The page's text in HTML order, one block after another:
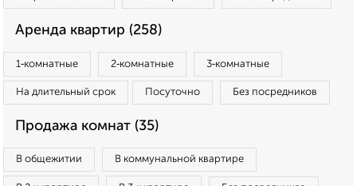
Аренда квартир (258)
1‑комнатные 2‑комнатные 3‑комнатные
На длительный срок Посуточно Без посредников
Продажа комнат (35)
В общежитии В коммунальной квартире